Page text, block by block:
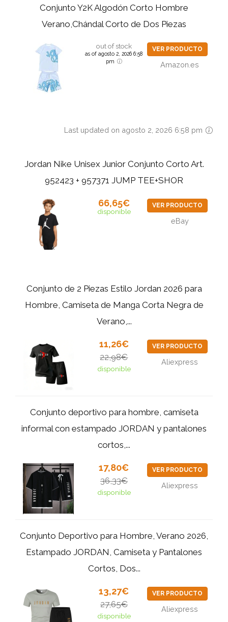
Conjunto Y2K Algodón Corto Hombre
Verano,Chándal Corto de Dos Piezas
out of stock
as of agosto 2, 2026 6:58
pm
VER PRODUCTO
Amazon.es
Last updated on agosto 2, 2026 6:58 pm
Jordan Nike Unisex Junior Conjunto Corto Art.
952423 + 957371 JUMP TEE+SHOR
66,65€
disponible
VER PRODUCTO
eBay
Conjunto de 2 Piezas Estilo Jordan 2026 para
Hombre, Camiseta de Manga Corta Negra de
Verano,...
11,26€
22,98€
disponible
VER PRODUCTO
Aliexpress
Conjunto deportivo para hombre, camiseta
informal con estampado JORDAN y pantalones
cortos,...
17,80€
36,33€
disponible
VER PRODUCTO
Aliexpress
Conjunto Deportivo para Hombre, Verano 2026,
Estampado JORDAN, Camiseta y Pantalones
Cortos, Dos...
13,27€
27,65€
disponible
VER PRODUCTO
Aliexpress